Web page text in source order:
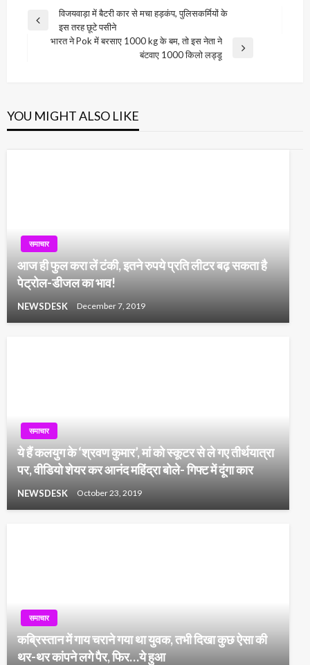
Post
navigation
Previous
विजयवाड़ा में बैटरी कार से मचा हड़कंप, पुलिसकर्मियों के
इस तरह छूटे पसीने
भारत ने Pok में बरसाए 1000 kg के बम, तो इस नेता ने
बंटवाए 1000 किलो लड्डू
YOU MIGHT ALSO LIKE
समाचार
आज ही फुल करा लें टंकी, इतने रुपये प्रति लीटर बढ़ सकता है
पेट्रोल-डीजल का भाव!
NEWSDESK December 7, 2019
समाचार
ये हैं कलयुग के ‘श्रवण कुमार’, मां को स्‍कूटर से ले गए तीर्थयात्रा
पर, वीडियो शेयर कर आनंद महिंद्रा बोले- गिफ्ट में दूंगा कार
NEWSDESK October 23, 2019
समाचार
कब्रिस्तान में गाय चराने गया था युवक, तभी दिखा कुछ ऐसा की
थर-थर कांपने लगे पैर, फिर…ये हुआ